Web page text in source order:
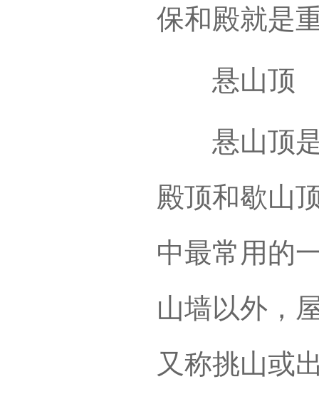
保和殿就是
悬山顶
悬山顶是
殿顶和歇山
中最常用的
山墙以外，
又称挑山或